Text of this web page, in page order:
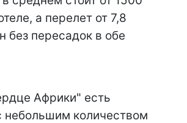
а перелет от 7,8
без пересадок в обе
Африки" есть
небольшим количеством